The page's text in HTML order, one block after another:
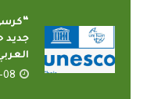
جديد
08